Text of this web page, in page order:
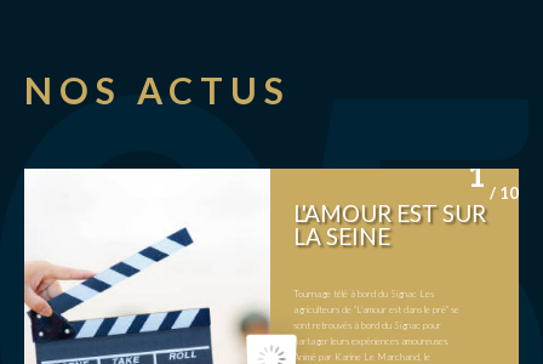
NOS ACTUS
L'AMOUR EST SUR
LA SEINE
Tournage télé à bord du Signac Les
agriculteurs de "L'amour est dans le pré" se
sont retrouvés à bord du Signac pour
partager leurs expériences amoureuses.
Animé par Karine Le Marchand, le
1/ 10